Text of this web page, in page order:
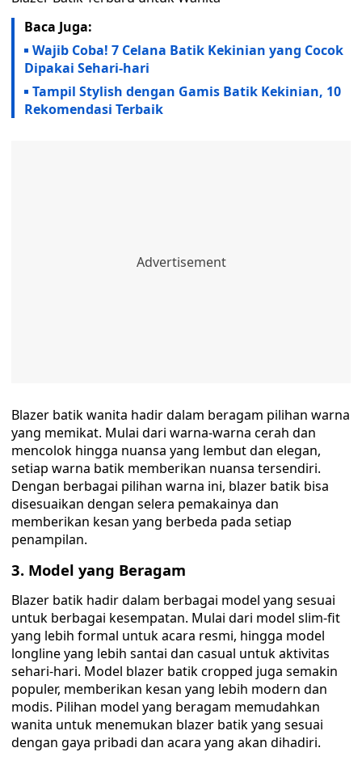
Baca Juga:
Wajib Coba! 7 Celana Batik Kekinian yang Cocok
Dipakai Sehari-hari
Tampil Stylish dengan Gamis Batik Kekinian, 10
Rekomendasi Terbaik
Blazer batik wanita hadir dalam beragam pilihan warna
yang memikat. Mulai dari warna-warna cerah dan
mencolok hingga nuansa yang lembut dan elegan,
setiap warna batik memberikan nuansa tersendiri.
Dengan berbagai pilihan warna ini, blazer batik bisa
disesuaikan dengan selera pemakainya dan
memberikan kesan yang berbeda pada setiap
penampilan.
3. Model yang Beragam
Blazer batik hadir dalam berbagai model yang sesuai
untuk berbagai kesempatan. Mulai dari model slim-fit
yang lebih formal untuk acara resmi, hingga model
longline yang lebih santai dan casual untuk aktivitas
sehari-hari. Model blazer batik cropped juga semakin
populer, memberikan kesan yang lebih modern dan
modis. Pilihan model yang beragam memudahkan
wanita untuk menemukan blazer batik yang sesuai
dengan gaya pribadi dan acara yang akan dihadiri.